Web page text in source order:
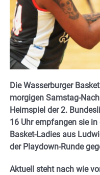
Die Wasserburger
morgigen Samstag-
Heimspiel der 2.
16 Uhr empfangen sie in
Basket-Ladies aus
der Playdown-Runde
Aktuell steht nach wie